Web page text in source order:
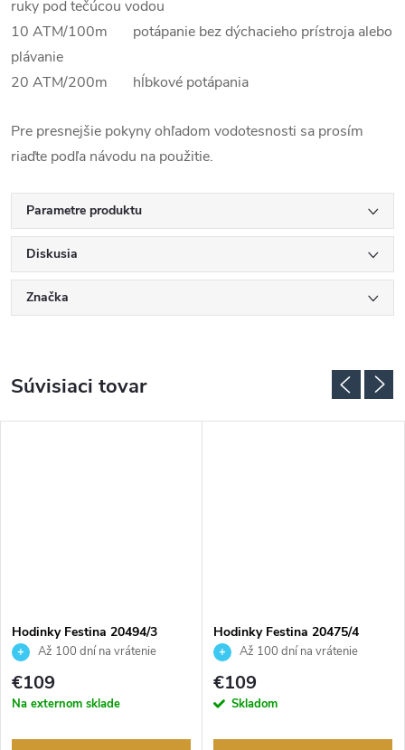
ruky pod tečúcou vodou
10 ATM/100m potápanie bez dýchacieho prístroja alebo
plávanie
20 ATM/200m hĺbkové potápania
Pre presnejšie pokyny ohľadom vodotesnosti sa prosím
riaďte podľa návodu na použitie.
Parametre produktu
Diskusia
Značka
Súvisiaci tovar
Hodinky Festina 20494/3
Až 100 dní na vrátenie
tovaru. Autorizovaný predajca.
€109
Na externom sklade
Hodinky Festina 20475/4
Až 100 dní na vrátenie
tovaru. Autorizovaný predajca.
€109
Skladom